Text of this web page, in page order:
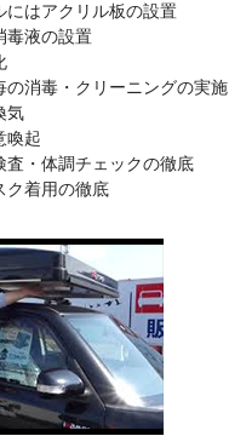
にはアクリル板の設置
毒液の設置
の消毒・クリーニングの実施
気
喚起
査・体調チェックの徹底
ク着用の徹底